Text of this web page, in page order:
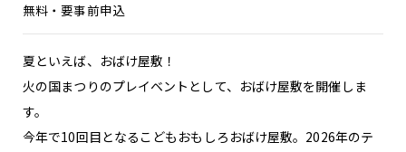
無料・要事前申込
夏といえば、おばけ屋敷！
火の国まつりのプレイベントとして、おばけ屋敷を開催しま
す。
今年で10回目となるこどもおもしろおばけ屋敷。2026年のテ